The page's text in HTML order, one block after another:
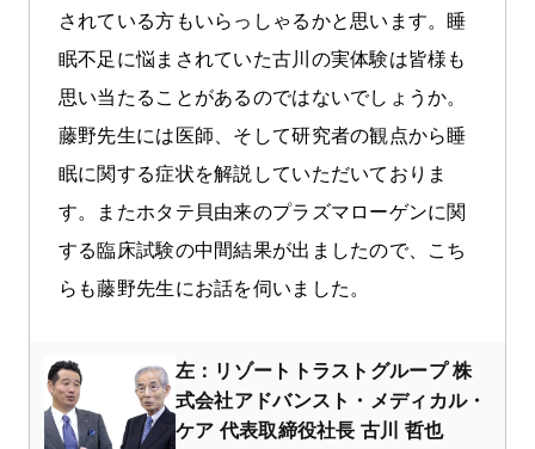
されている方もいらっしゃるかと思います。睡
眠不足に悩まされていた古川の実体験は皆様も
思い当たることがあるのではないでしょうか。
藤野先生には医師、そして研究者の観点から睡
眠に関する症状を解説していただいておりま
す。またホタテ貝由来のプラズマローゲンに関
する臨床試験の中間結果が出ましたので、こち
らも藤野先生にお話を伺いました。
左：リゾートトラストグループ 株
式会社アドバンスト・メディカル・
ケア 代表取締役社長 古川 哲也